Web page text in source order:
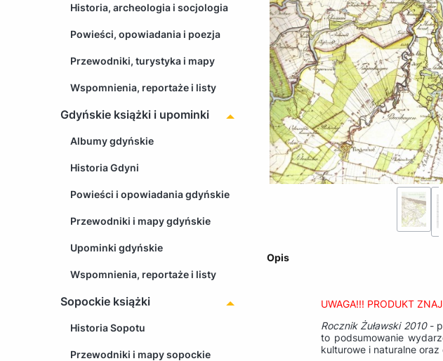
Historia, archeologia i socjologia
Powieści, opowiadania i poezja
Przewodniki, turystyka i mapy
Wspomnienia, reportaże i listy
Gdyńskie książki i upominki
Albumy gdyńskie
Historia Gdyni
Powieści i opowiadania gdyńskie
Przewodniki i mapy gdyńskie
Upominki gdyńskie
Wspomnienia, reportaże i listy
Sopockie książki
Historia Sopotu
Przewodniki i mapy sopockie
Opis
UWAGA!!! PRODUKT
Rocznik Żuławski 2010-
to podsumowanie
kulturowe i naturalne